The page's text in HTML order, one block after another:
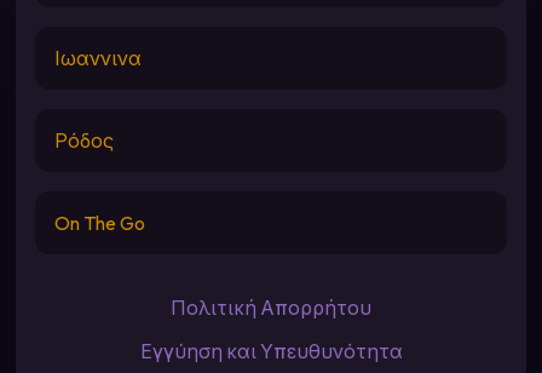
Ιωαννινα
Ρόδος
On The Go
Πολιτική Απορρήτου
Εγγύηση και Υπευθυνότητα